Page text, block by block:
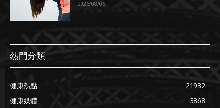
2026/08/06
熱門分類
健康熱點
21932
健康媒體
3868